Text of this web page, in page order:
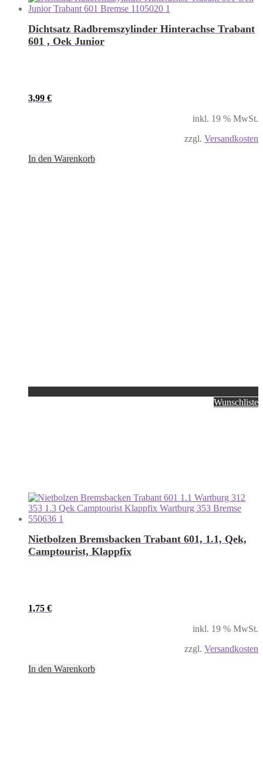
Dichtsatz Radbremszylinder Hinterachse Trabant
601 , Oek Junior
3,99 €
inkl. 19 % MwSt.
zzgl. Versandkosten
In den Warenkorb
Wunschliste
Nietbolzen Bremsbacken Trabant 601, 1.1, Qek,
Camptourist, Klappfix
1,75 €
inkl. 19 % MwSt.
zzgl. Versandkosten
In den Warenkorb